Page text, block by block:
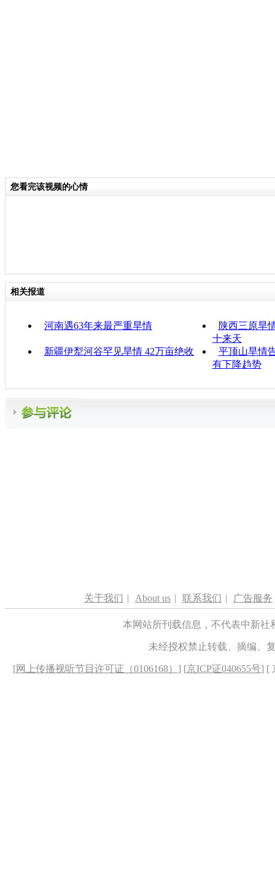
您看完该视频的心情
相关报道
河南遇63年来最严重旱情
陕西三原旱
十来天
新疆伊犁河谷罕见旱情 42万亩绝收
平顶山旱情
有下降趋势
关于我们 | About us | 联系我们 | 广告服务
本网站所刊载信息，不代表中新
未经授权禁止转载、摘编、
[网上传播视听节目许可证（0106168） ] [京ICP证040655号] [